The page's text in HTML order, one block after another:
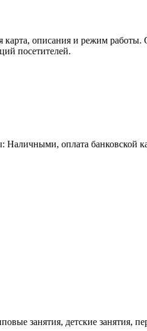
описания и режим работы.
посетителей.
оплата банковской
занятия, детские занятия,